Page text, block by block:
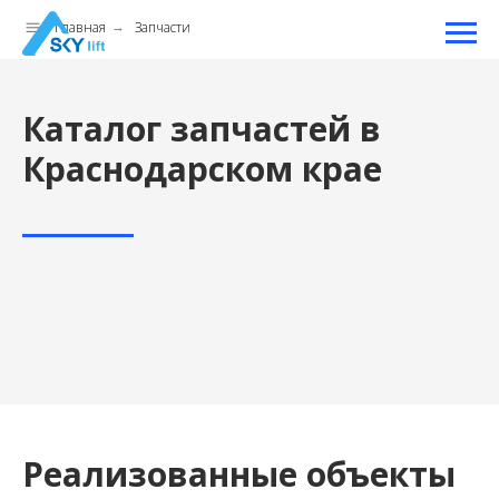
Главная → Запчасти
Каталог запчастей в
Краснодарском крае
Реализованные объекты